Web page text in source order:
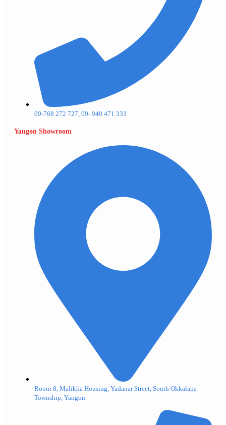
09-768 272 727, 09- 940 471 333
Yangon Showroom
Room-8, Malikha Housing, Yadanar Street, South Okkalapa
Township, Yangon